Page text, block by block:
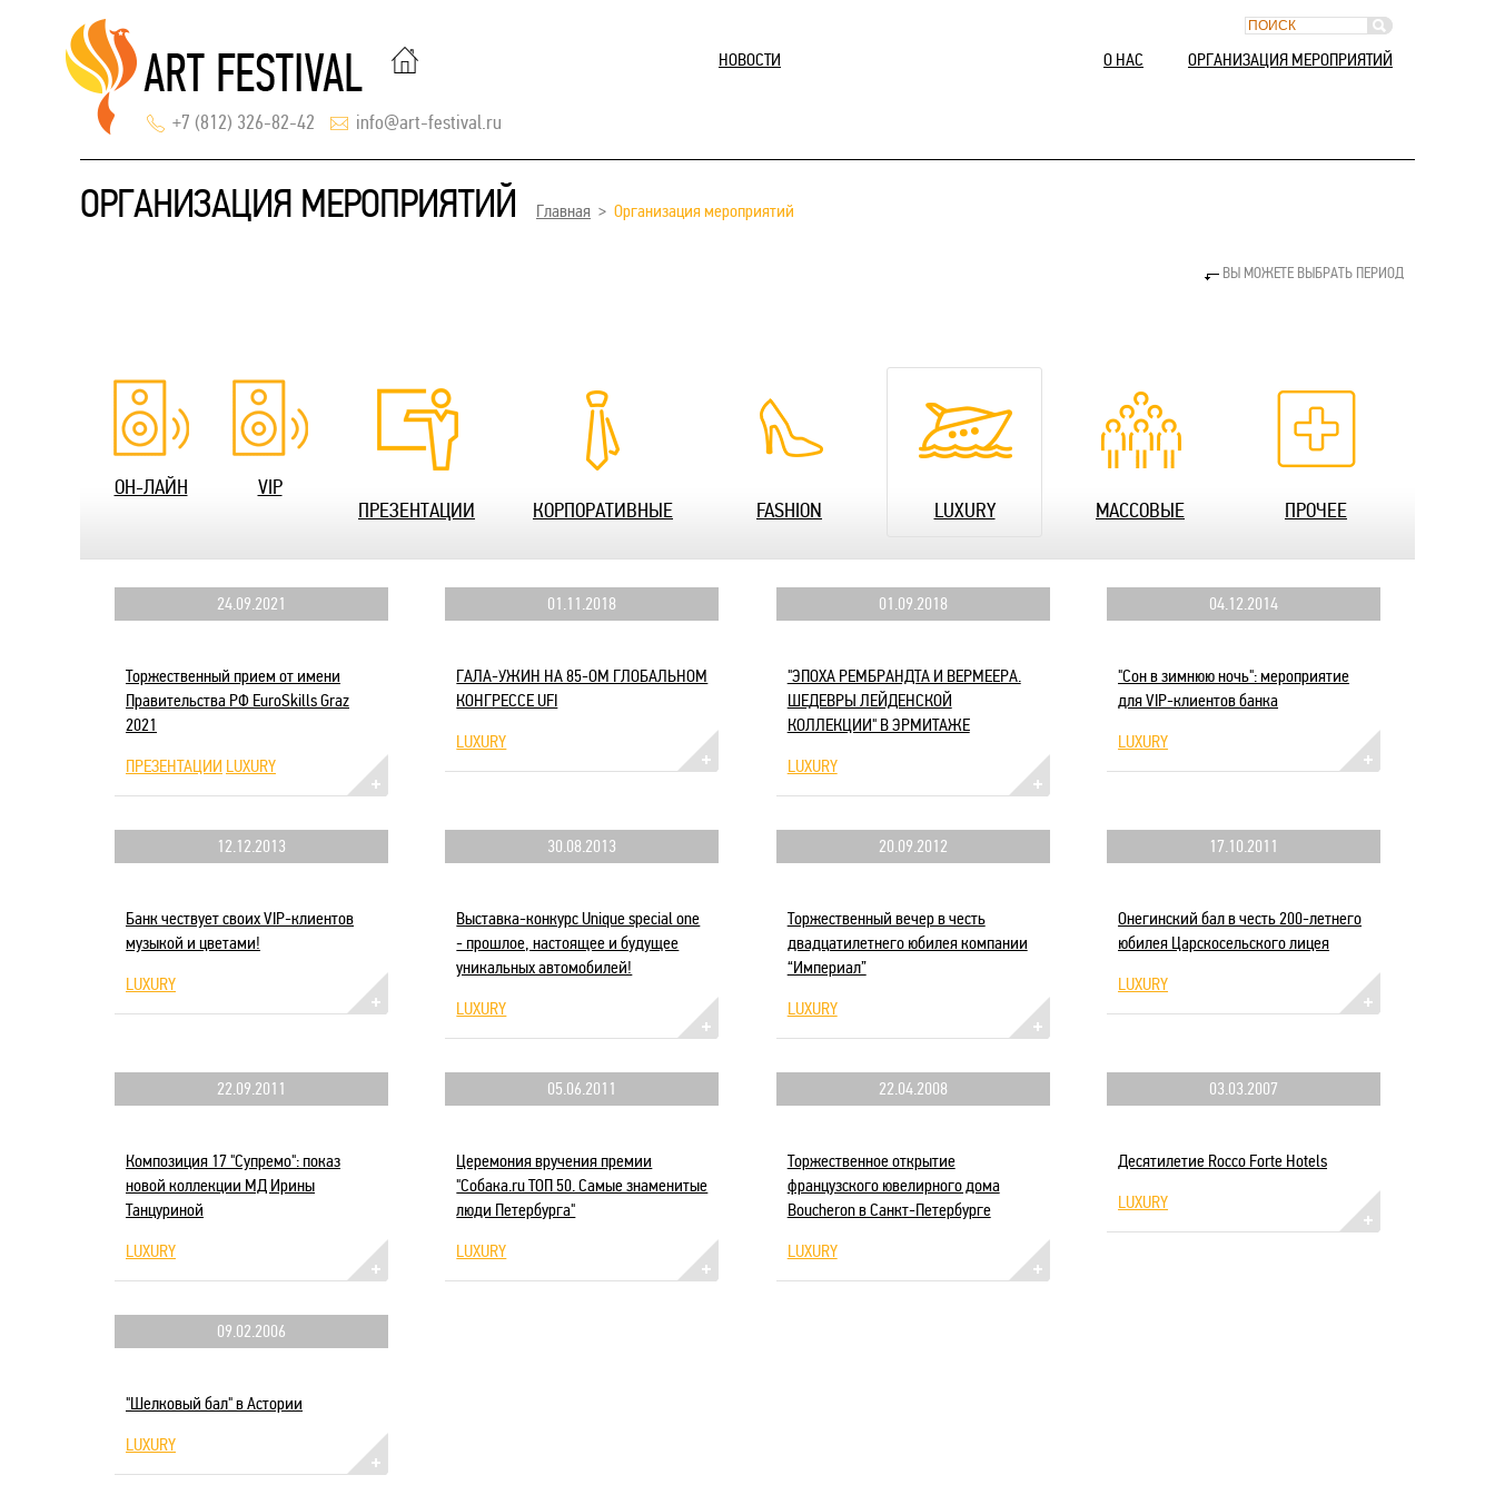
ОРГАНИЗАЦИЯ МЕРОПРИЯТИЙ
О НАС
НОВОСТИ
+7 (812) 326-82-42 info@art-festival.ru
ОРГАНИЗАЦИЯ МЕРОПРИЯТИЙ Главная Организация мероприятий
ВЫ МОЖЕТЕ ВЫБРАТЬ ПЕРИОД
ОН-ЛАЙН
VIP
ПРЕЗЕНТАЦИИ
КОРПОРАТИВНЫЕ FASHION LUXURY МАССОВЫЕ ПРОЧЕЕ
24.09.2021
Торжественный прием от имени
Правительства РФ EuroSkills Graz
2021
ПРЕЗЕНТАЦИИ LUXURY
01.11.2018
ГАЛА-УЖИН НА 85-ОМ ГЛОБАЛЬНОМ
КОНГРЕССЕ UFI
LUXURY
01.09.2018
"ЭПОХА РЕМБРАНДТА И ВЕРМЕЕРА.
ШЕДЕВРЫ ЛЕЙДЕНСКОЙ
КОЛЛЕКЦИИ" В ЭРМИТАЖЕ
LUXURY
04.12.2014
"Сон в зимнюю ночь": мероприятие
для VIP-клиентов банка
LUXURY
12.12.2013
Банк чествует своих VIP-клиентов
музыкой и цветами!
LUXURY
30.08.2013
Выставка-конкурс Unique special one
- прошлое, настоящее и будущее
уникальных автомобилей!
LUXURY
20.09.2012
Торжественный вечер в честь
двадцатилетнего юбилея компании
“Империал”
LUXURY
17.10.2011
Онегинский бал в честь 200-летнего
юбилея Царскосельского лицея
LUXURY
22.09.2011
Композиция 17 "Супремо": показ
новой коллекции МД Ирины
Танцуриной
LUXURY
05.06.2011
Церемония вручения премии
"Собака.ru ТОП 50. Самые знаменитые
люди Петербурга"
LUXURY
22.04.2008
Торжественное открытие
французского ювелирного дома
Boucheron в Санкт-Петербурге
LUXURY
03.03.2007
Десятилетие Rocco Forte Hotels
LUXURY
09.02.2006
"Шелковый бал" в Астории
LUXURY